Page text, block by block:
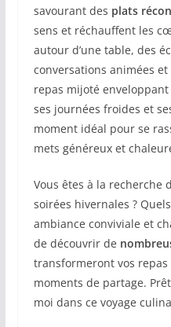
savourant des plats
sens et réchauffent les
autour d’une table, des
conversations animées et
repas mijoté enveloppant
ses journées froides et
moment idéal pour se
mets généreux et
Vous êtes à la recherche
soirées hivernales ?
ambiance conviviale et
de découvrir de
transformeront vos repas
moments de partage.
moi dans ce voyage